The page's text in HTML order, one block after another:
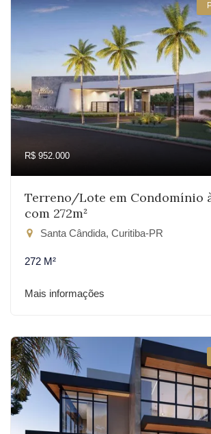
R$ 952.000
Terreno/Lote em Condomínio
com 272m²
Santa Cândida, Curitiba-PR
272 M²
Mais informações